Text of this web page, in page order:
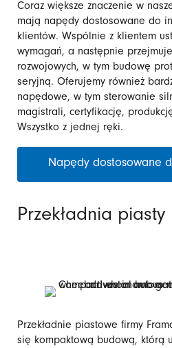
Coraz większe znaczenie w
mają napędy dostosowane do
klientów. Wspólnie z klientem
wymagań, a następnie
rozwojowych, w tym budowę
seryjną. Oferujemy również
napędowe, w tym sterowanie
magistrali, certyfikację,
Wszystko z jednej ręki.
Napędy dostosowane
Przekładnia piasty
Przekładnie piastowe firmy
się kompaktową budową, którą